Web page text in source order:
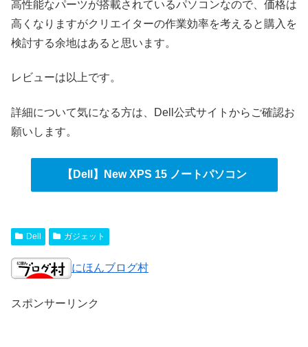
高性能なパーツが搭載されているパソコンなので、価格は
高くなりますがクリエイターの作業効率を考えると購入を
検討する余地はあると思います。
レビューは以上です。
詳細について気になる方は、Dell公式サイトからご確認お
願いします。
【Dell】New XPS 15 ノートパソコン
Dell ガジェット
にほんブログ村
スポンサーリンク